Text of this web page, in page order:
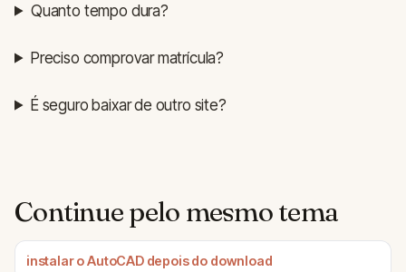
Quanto tempo dura?
Preciso comprovar matrícula?
É seguro baixar de outro site?
Continue pelo mesmo tema
instalar o AutoCAD depois do download